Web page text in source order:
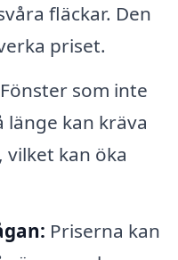
fläckar. Den
priset.
Fönster som inte
kan kräva
kan öka
Priserna kan